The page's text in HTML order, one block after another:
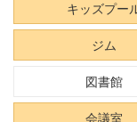
キッズプー
ジム
図書館
会議室